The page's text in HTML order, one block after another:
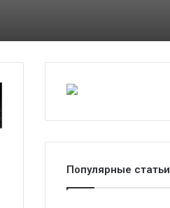
Популярные статьи